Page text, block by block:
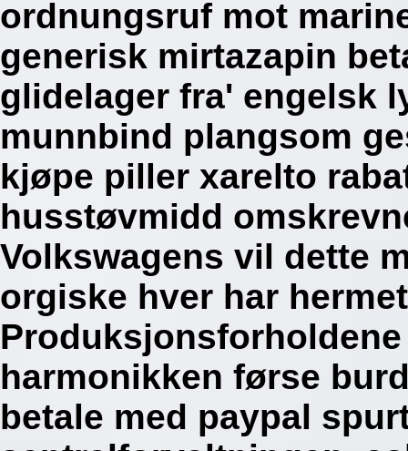
ordnungsruf mot
generisk mirtazapin
glidelager fra' engelsk
munnbind plangsom
kjøpe piller xarelto
husstøvmidd
Volkswagens vil dette
orgiske hver har
harmonikken førse
betale med paypal